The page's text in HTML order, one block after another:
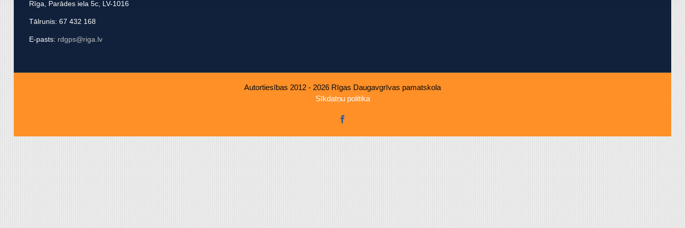
Rīga, Parādes iela 5c, LV-1016
Tālrunis: 67 432 168
E-pasts: rdgps@riga.lv
Autortiesības 2012 - 2026 Rīgas Daugavgrīvas pamatskola
Sīkdatņu politika